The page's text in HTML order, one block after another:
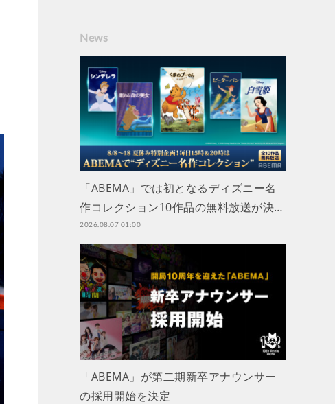
News
「ABEMA」では初となるディズニー名
作コレクション10作品の無料放送が決…
2026.08.07 01:00
「ABEMA」が第二期新卒アナウンサー
の採用開始を決定